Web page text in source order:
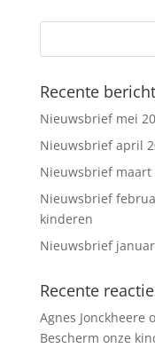
Recente
Nieuwsbrief mei
Nieuwsbrief april
Nieuwsbrief
Nieuwsbrief
kinderen
Nieuwsbrief
Recente
Agnes Jonckheere
Bescherm onze